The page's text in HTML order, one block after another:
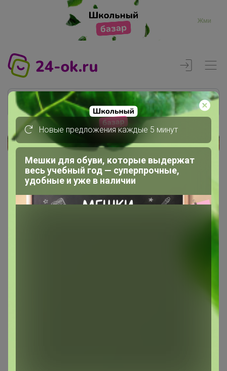
Жми
Реклама
Главная
Сообщения пользователя
Новые предложения каждые 5 минут
Мешки для обуви, которые выдержат
весь учебный год — суперпрочные,
удобные и уже в наличии